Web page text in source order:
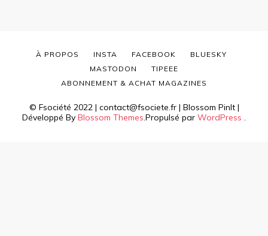
© Fsociété 2022 | contact@fsociete.fr | Blossom PinIt |
Développé By Blossom Themes.Propulsé par WordPress .
À PROPOS INSTA FACEBOOK
BLUESKY
MASTODON
TIPEEE
ABONNEMENT & ACHAT MAGAZINES